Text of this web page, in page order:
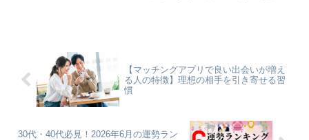
【マッチングアプリで良い出会いが増え
る人の特徴】理想の相手を引き寄せる習
慣
30代・40代必見！2026年6月の運勢ラン